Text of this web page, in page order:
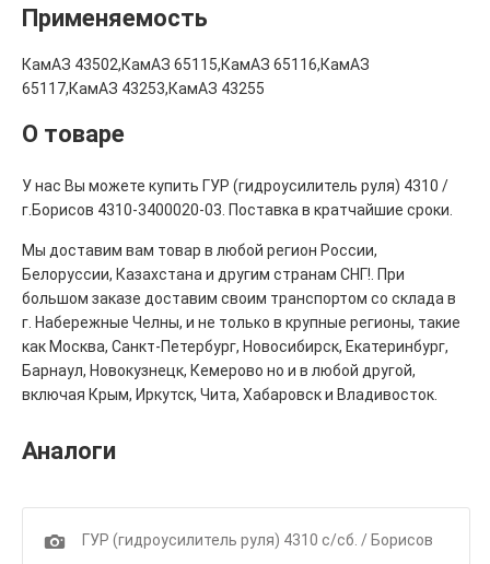
Применяемость
КамАЗ 43502,КамАЗ 65115,КамАЗ 65116,КамАЗ
65117,КамАЗ 43253,КамАЗ 43255
О товаре
У нас Вы можете купить ГУР (гидроусилитель руля) 4310 /
г.Борисов 4310-3400020-03. Поставка в кратчайшие сроки.
Мы доставим вам товар в любой регион России,
Белоруссии, Казахстана и другим странам СНГ!. При
большом заказе доставим своим транспортом со склада в
г. Набережные Челны, и не только в крупные регионы, такие
как Москва, Санкт-Петербург, Новосибирск, Екатеринбург,
Барнаул, Новокузнецк, Кемерово но и в любой другой,
включая Крым, Иркутск, Чита, Хабаровск и Владивосток.
Аналоги
1
ГУР (гидроусилитель руля) 4310 с/сб. / Борисов